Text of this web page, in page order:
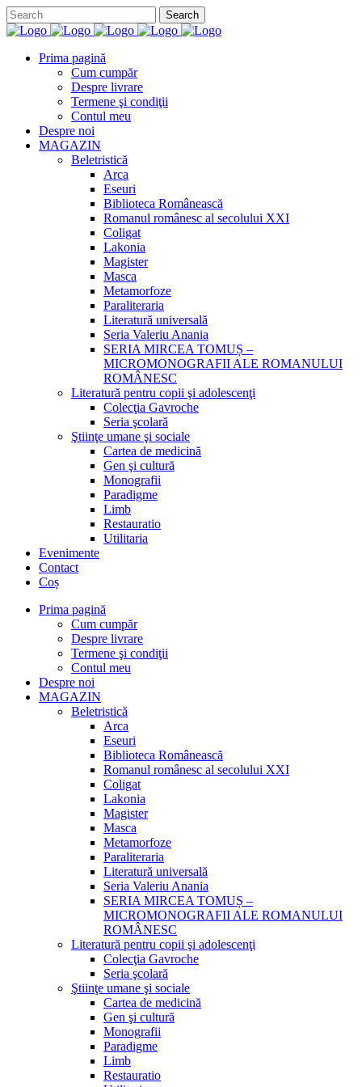
Prima pagină
Cum cumpăr
Despre livrare
Termene şi condiţii
Contul meu
Despre noi
MAGAZIN
Beletristică
Arca
Eseuri
Biblioteca Românească
Romanul românesc al secolului XXI
Coligat
Lakonia
Magister
Masca
Metamorfoze
Paraliteraria
Literatură universală
Seria Valeriu Anania
SERIA MIRCEA TOMUȘ –
MICROMONOGRAFII ALE ROMANULUI
ROMÂNESC
Literatură pentru copii şi adolescenţi
Colecţia Gavroche
Seria şcolară
Ştiinţe umane şi sociale
Cartea de medicină
Gen şi cultură
Monografii
Paradigme
Limb
Restauratio
Utilitaria
Evenimente
Contact
Coș
Prima pagină
Cum cumpăr
Despre livrare
Termene şi condiţii
Contul meu
Despre noi
MAGAZIN
Beletristică
Arca
Eseuri
Biblioteca Românească
Romanul românesc al secolului XXI
Coligat
Lakonia
Magister
Masca
Metamorfoze
Paraliteraria
Literatură universală
Seria Valeriu Anania
SERIA MIRCEA TOMUȘ –
MICROMONOGRAFII ALE ROMANULUI
ROMÂNESC
Literatură pentru copii şi adolescenţi
Colecţia Gavroche
Seria şcolară
Ştiinţe umane şi sociale
Cartea de medicină
Gen şi cultură
Monografii
Paradigme
Limb
Restauratio